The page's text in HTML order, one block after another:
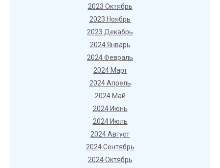
2023 Октябрь
2023 Ноябрь
2023 Декабрь
2024 Январь
2024 Февраль
2024 Март
2024 Апрель
2024 Май
2024 Июнь
2024 Июль
2024 Август
2024 Сентябрь
2024 Октябрь